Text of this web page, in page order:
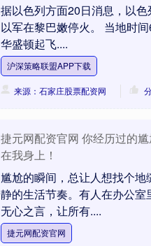
据以色列方面20日消息，以
以军在黎巴嫩停火。 当地时
华盛顿起飞....
沪深策略联盟APP下载
来源：石家庄股票配资网
捷元网配资官网 你经历过的
在我身上！
尴尬的瞬间，总让人想找个
静的生活节奏。有人在办公
无心之言，让所有....
捷元网配资官网